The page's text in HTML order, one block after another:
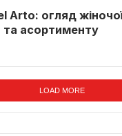
Arto: огляд
та асортименту
LOAD MORE